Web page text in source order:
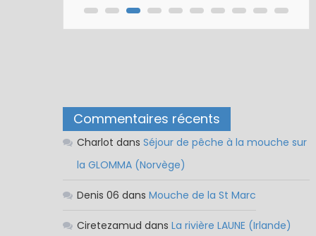
Commentaires récents
Charlot dans Séjour de pêche à la mouche sur
la GLOMMA (Norvège)
Denis 06 dans Mouche de la St Marc
Ciretezamud dans La rivière LAUNE (Irlande)